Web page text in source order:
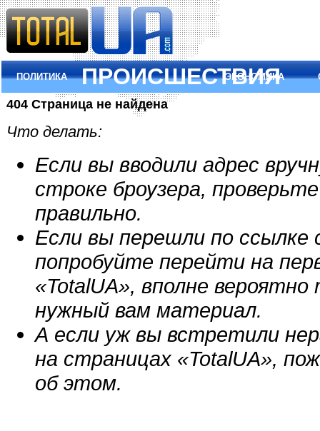
ПОЛИТИКА ПРОИСШЕСТВИЯ
ЭКОНОМИКА
404 Страница не найдена
Что делать:
Если вы вводили адрес
строке броузера,
правильно.
Если вы перешли по ссылке
попробуйте перейти на
«TotalUA», вполне
нужный вам материал.
А если уж вы встретили
на страницах «TotalUA»,
об этом.